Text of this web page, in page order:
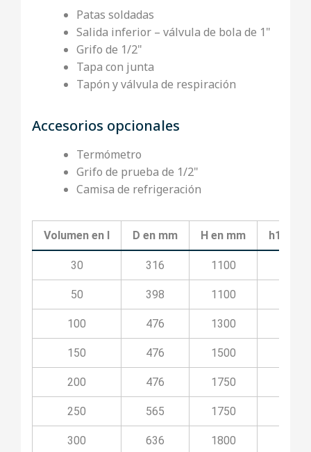
Patas soldadas
Salida inferior – válvula de bola de 1"
Grifo de 1/2"
Tapa con junta
Tapón y válvula de respiración
Accesorios opcionales
Termómetro
Grifo de prueba de 1/2"
Camisa de refrigeración
Volumen en l D en mm H en mm h1 en
30 316 1100
50 398 1100
100 476 1300
150 476 1500
200 476 1750
250 565 1750
300 636 1800